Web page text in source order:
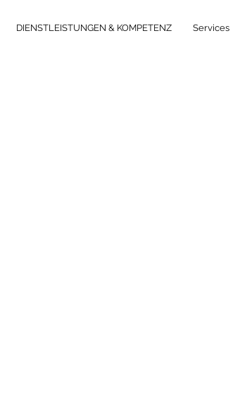
DIENSTLEISTUNGEN & KOMPETENZ Services